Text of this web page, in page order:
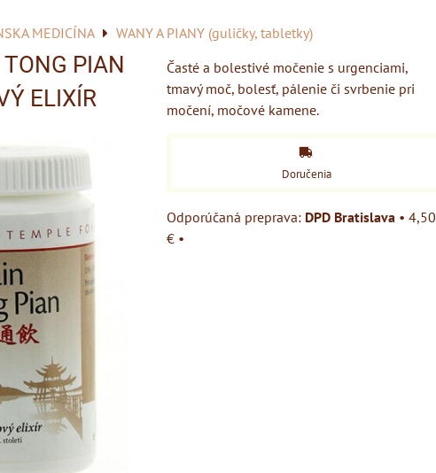
MEDICÍNA WANY A PIANY (guličky, tabletky)
PIAN
ELIXÍR
Časté a bolestivé močenie s urgenciami,
tmavý moč, bolesť, pálenie či svrbenie pri
močení, močové kamene.
Doručenia
DPD Bratislava • 4,50
€ •